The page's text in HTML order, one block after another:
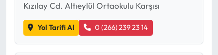
Kızılay Cd. Altıeylül Ortaokulu Karşısı
Yol Tarifi Al 0 (266) 239 23 14
Mecitözü Haberleri